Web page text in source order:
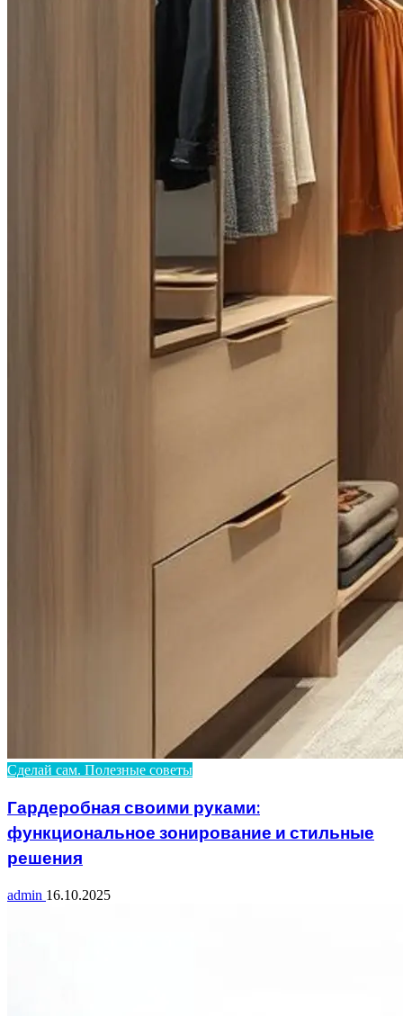
Сделай сам. Полезные советы
Гардеробная своими руками:
функциональное зонирование и стильные
решения
admin 16.10.2025